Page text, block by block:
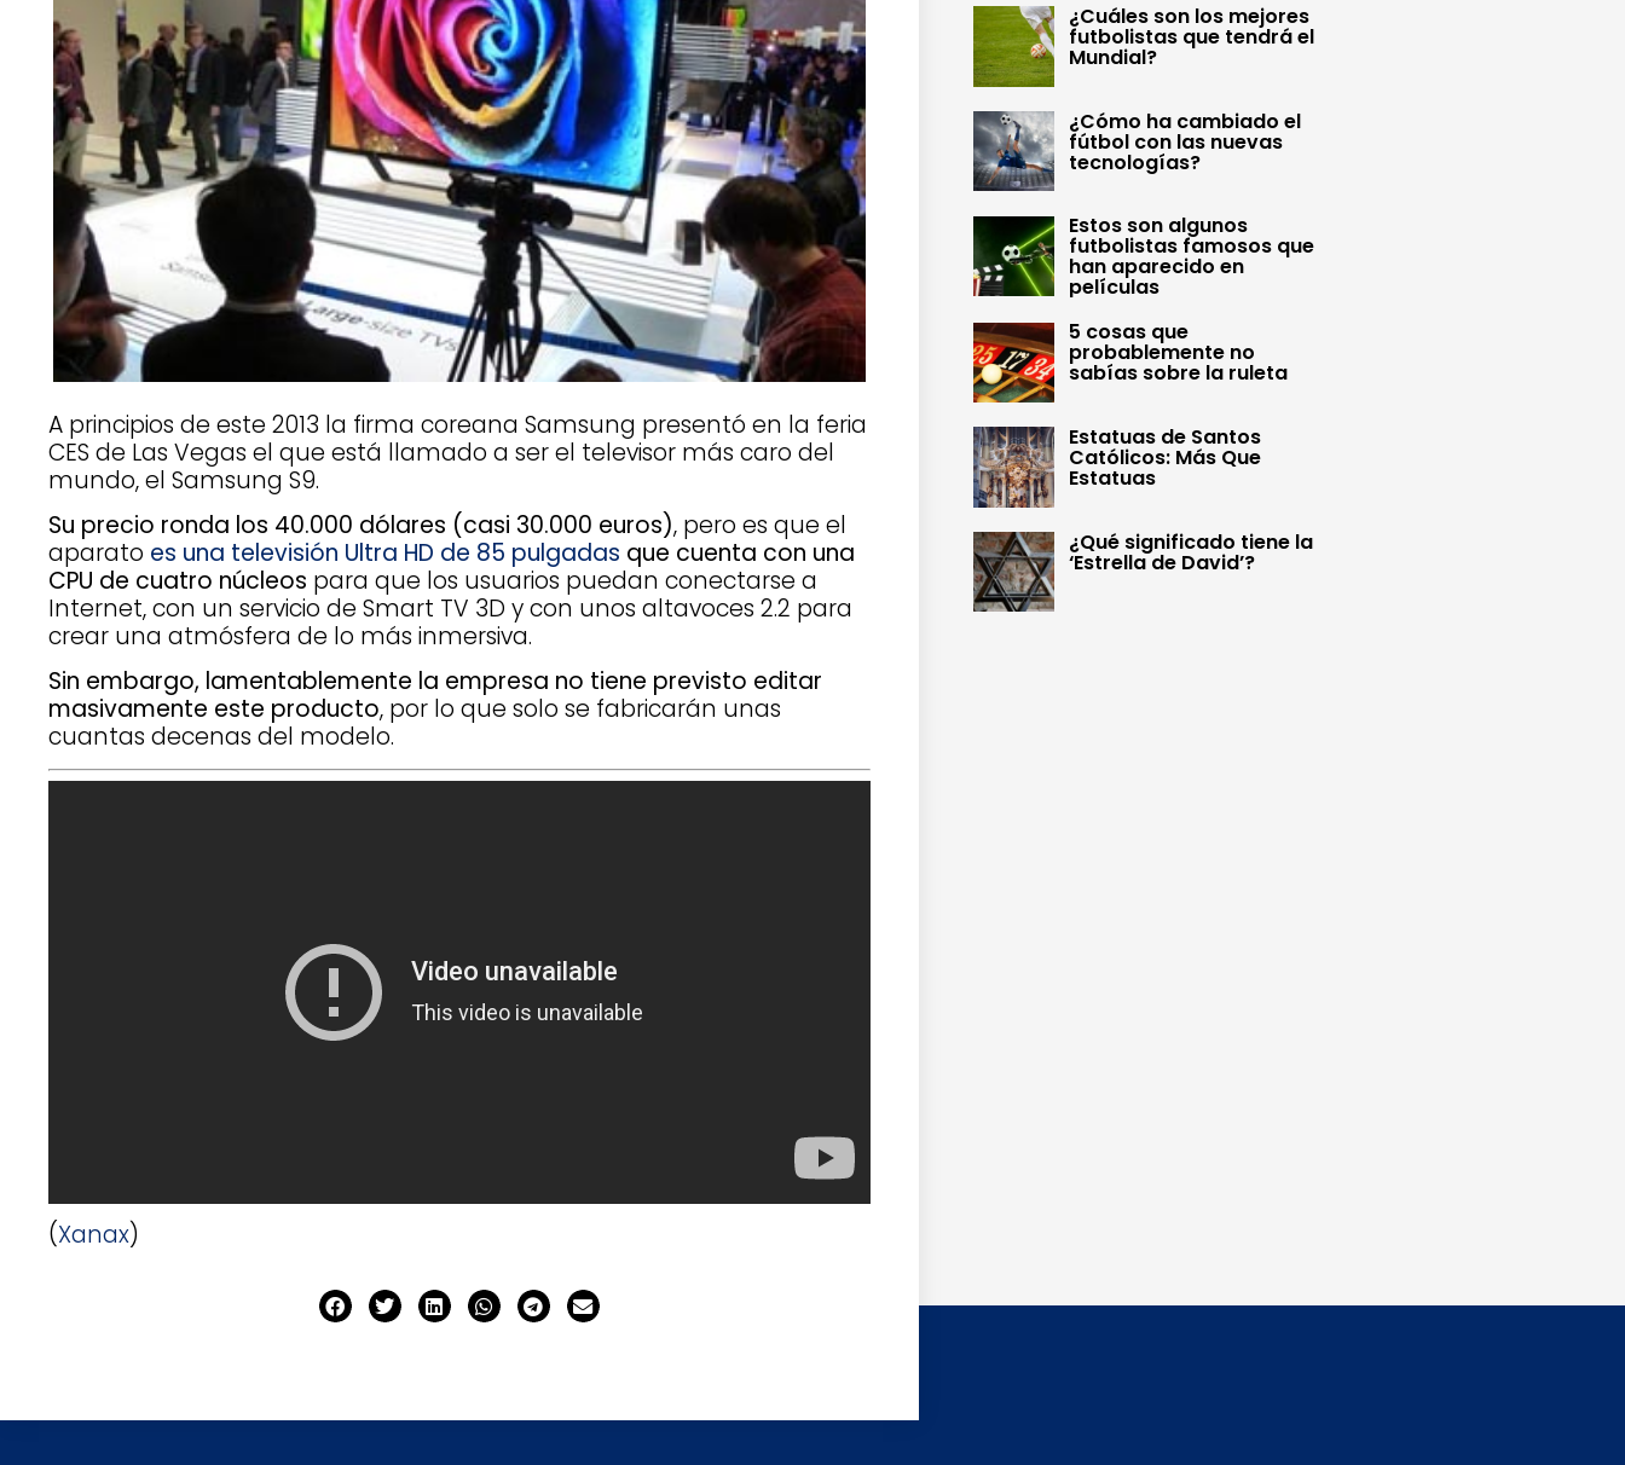
A principios de este 2013 la firma coreana Samsung presentó en la feria
CES de Las Vegas el que está llamado a ser el televisor más caro del
mundo, el Samsung S9.
Su precio ronda los 40.000 dólares (casi 30.000 euros), pero es que el
aparato es una televisión Ultra HD de 85 pulgadas que cuenta con una
CPU de cuatro núcleos para que los usuarios puedan conectarse a
Internet, con un servicio de Smart TV 3D y con unos altavoces 2.2 para
crear una atmósfera de lo más inmersiva.
Sin embargo, lamentablemente la empresa no tiene previsto editar
masivamente este producto, por lo que solo se fabricarán unas
cuantas decenas del modelo.
(Xanax)
¿Cuáles son los mejores
futbolistas que tendrá el
Mundial?
¿Cómo ha cambiado el
fútbol con las nuevas
tecnologías?
Estos son algunos
futbolistas famosos que
han aparecido en
películas
5 cosas que
probablemente no
sabías sobre la ruleta
Estatuas de Santos
Católicos: Más Que
Estatuas
¿Qué significado tiene la
‘Estrella de David’?